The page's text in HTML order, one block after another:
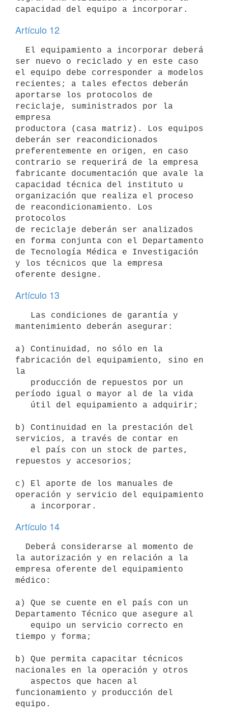
Artículo 12
ser nuevo o reciclado y en este caso
el equipo debe corresponder a modelos
recientes; a tales efectos deberán
aportarse los protocolos de
reciclaje, suministrados por la
empresa
productora (casa matriz). Los equipos
deberán ser reacondicionados
preferentemente en origen, en caso
contrario se requerirá de la empresa
fabricante documentación que avale la
capacidad técnica del instituto u
organización que realiza el proceso
de reacondicionamiento. Los
protocolos
de reciclaje deberán ser analizados
en forma conjunta con el Departamento
de Tecnología Médica e Investigación
y los técnicos que la empresa
Artículo 13
mantenimiento deberán asegurar:
a) Continuidad, no sólo en la
fabricación del equipamiento, sino en
la
período igual o mayor al de la vida
b) Continuidad en la prestación del
servicios, a través de contar en
repuestos y accesorios;
c) El aporte de los manuales de
operación y servicio del equipamiento
Artículo 14
la autorización y en relación a la
empresa oferente del equipamiento
médico:
a) Que se cuente en el país con un
Departamento Técnico que asegure al
tiempo y forma;
b) Que permita capacitar técnicos
nacionales en la operación y otros
funcionamiento y producción del